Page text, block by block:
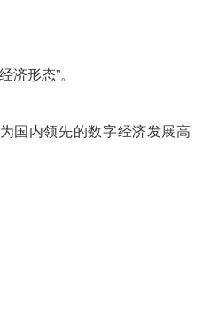
形态”。
国内领先的数字经济发展高